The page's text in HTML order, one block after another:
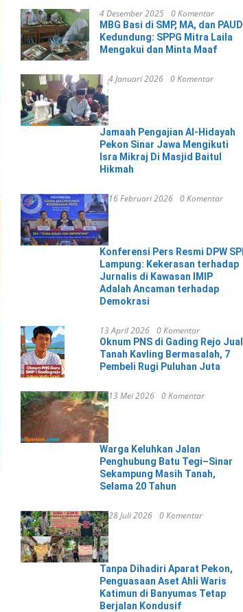
4 Desember 2025 0 Komentar
MBG Basi di SMP, MA, dan PAUD
Kedundung: SPPG Mitra Laila
Mengakui dan Minta Maaf
4 Januari 2026 0 Komentar
Jamaah Pengajian Al-Hidayah
Pekon Sinar Jawa Mengikuti
Isra Mikraj Di Masjid Baitul
Hikmah
16 Februari 2026 0 Komentar
Konferensi Pers Resmi DPW SPI
Lampung: Kekerasan terhadap
Jurnalis di Kawasan IMIP
Adalah Ancaman terhadap
Demokrasi
13 April 2026 0 Komentar
Oknum PNS di Gading Rejo Jual
Tanah Kavling Bermasalah, 7
Pembeli Rugi Puluhan Juta
13 Mei 2026 0 Komentar
Warga Keluhkan Jalan
Penghubung Batu Tegi–Sinar
Sekampung Masih Tanah,
Selama 20 Tahun
28 Juli 2026 0 Komentar
Tanpa Dihadiri Aparat Pekon,
Penguasaan Aset Ahli Waris
Katimun di Banyumas Tetap
Berjalan Kondusif